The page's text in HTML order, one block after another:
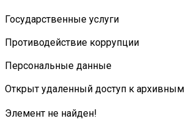
Государственные услуги
Противодействие коррупции
Персональные данные
Открыт удаленный доступ к
Элемент не найден!